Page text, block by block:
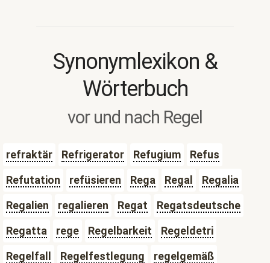
Synonymlexikon &
Wörterbuch
vor und nach Regel
refraktär Refrigerator Refugium
Refus
Refutation
refüsieren Rega Regal
Regalia
Regalien
regalieren Regat
Regatsdeutsche
Regatta
rege Regelbarkeit
Regeldetri
Regelfall
Regelfestlegung
regelgemäß